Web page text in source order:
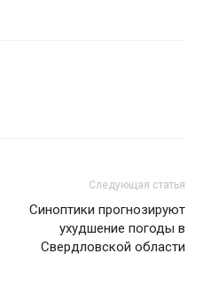
Следующая статья
Синоптики прогнозируют
ухудшение погоды в
Свердловской области